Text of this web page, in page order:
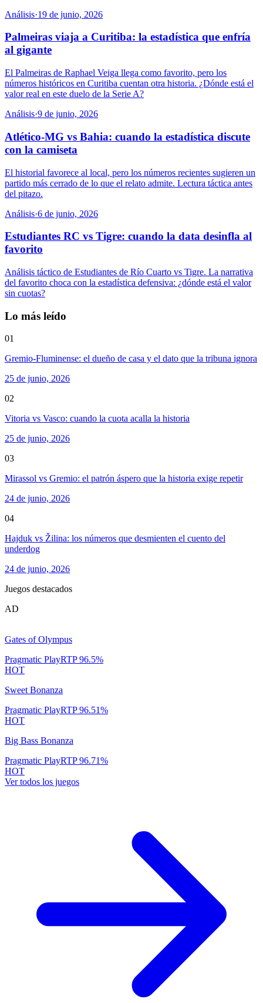
Análisis·19 de junio, 2026
Palmeiras viaja a Curitiba: la estadística que enfría
al gigante
El Palmeiras de Raphael Veiga llega como favorito, pero los
números históricos en Curitiba cuentan otra historia. ¿Dónde está el
valor real en este duelo de la Serie A?
Análisis·9 de junio, 2026
Atlético-MG vs Bahia: cuando la estadística discute
con la camiseta
El historial favorece al local, pero los números recientes sugieren un
partido más cerrado de lo que el relato admite. Lectura táctica antes
del pitazo.
Análisis·6 de junio, 2026
Estudiantes RC vs Tigre: cuando la data desinfla al
favorito
Análisis táctico de Estudiantes de Río Cuarto vs Tigre. La narrativa
del favorito choca con la estadística defensiva: ¿dónde está el valor
sin cuotas?
Lo más leído
01
Gremio-Fluminense: el dueño de casa y el dato que la tribuna ignora
25 de junio, 2026
02
Vitoria vs Vasco: cuando la cuota acalla la historia
25 de junio, 2026
03
Mirassol vs Gremio: el patrón áspero que la historia exige repetir
24 de junio, 2026
04
Hajduk vs Žilina: los números que desmienten el cuento del
underdog
24 de junio, 2026
Juegos destacados
AD
Gates of Olympus
Pragmatic PlayRTP96.5%
HOT
Sweet Bonanza
Pragmatic PlayRTP96.51%
HOT
Big Bass Bonanza
Pragmatic PlayRTP96.71%
HOT
Ver todos los juegos